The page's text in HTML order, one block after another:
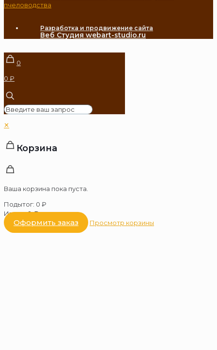
пчеловодства
Разработка и продвижение сайта
Веб Студия webart-studio.ru
0
0 ₽
✕
Корзина
Ваша корзина пока пуста.
Подытог: 0 ₽
Итого:0₽
Оформить заказ Просмотр корзины